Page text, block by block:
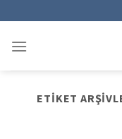
to
content
ETIKET